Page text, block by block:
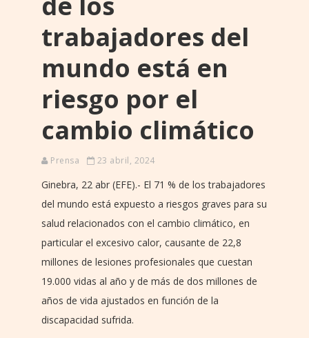
trabajadores del
mundo está en
riesgo por el
cambio climático
Prensa 23 abril, 2024
Ginebra, 22 abr (EFE).- El 71 % de los trabajadores
del mundo está expuesto a riesgos graves para su
salud relacionados con el cambio climático, en
particular el excesivo calor, causante de 22,8
millones de lesiones profesionales que cuestan
19.000 vidas al año y de más de dos millones de
años de vida ajustados en función de la
discapacidad sufrida.